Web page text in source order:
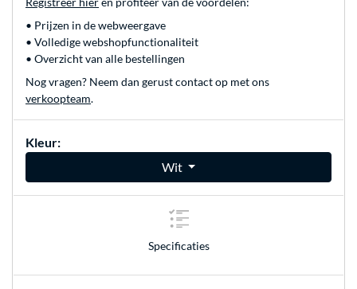
• Prijzen in de webweergave
• Volledige webshopfunctionaliteit
• Overzicht van alle bestellingen
Nog vragen? Neem dan gerust contact op met ons
verkoopteam.
Kleur:
Wit
Specificaties